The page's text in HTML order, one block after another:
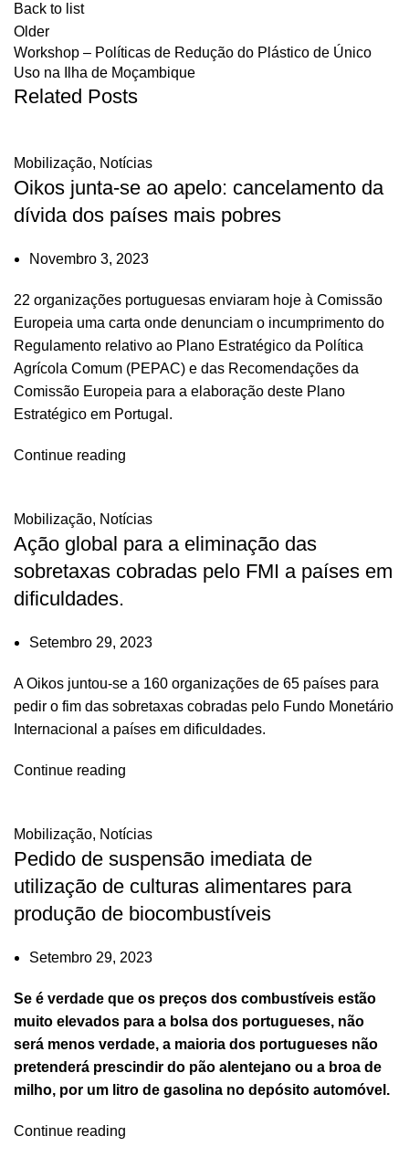
Back to list
Older
Workshop – Políticas de Redução do Plástico de Único
Uso na Ilha de Moçambique
Related Posts
Mobilização, Notícias
Oikos junta-se ao apelo: cancelamento da
dívida dos países mais pobres
Novembro 3, 2023
22 organizações portuguesas enviaram hoje à Comissão
Europeia uma carta onde denunciam o incumprimento do
Regulamento relativo ao Plano Estratégico da Política
Agrícola Comum (PEPAC) e das Recomendações da
Comissão Europeia para a elaboração deste Plano
Estratégico em Portugal.
Continue reading
Mobilização, Notícias
Ação global para a eliminação das
sobretaxas cobradas pelo FMI a países em
dificuldades.
Setembro 29, 2023
A Oikos juntou-se a 160 organizações de 65 países para
pedir o fim das sobretaxas cobradas pelo Fundo Monetário
Internacional a países em dificuldades.
Continue reading
Mobilização, Notícias
Pedido de suspensão imediata de
utilização de culturas alimentares para
produção de biocombustíveis
Setembro 29, 2023
Se é verdade que os preços dos combustíveis estão
muito elevados para a bolsa dos portugueses, não
será menos verdade, a maioria dos portugueses não
pretenderá prescindir do pão alentejano ou a broa de
milho, por um litro de gasolina no depósito automóvel.
Continue reading